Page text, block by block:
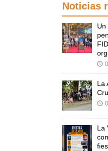
Noticias
Un
🕔
La
🕔
La